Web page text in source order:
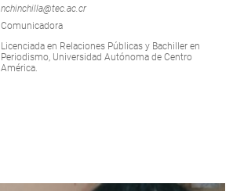
nchinchilla@tec.ac.cr
Comunicadora
Licenciada en Relaciones Públicas y Bachiller en
Periodismo, Universidad Autónoma de Centro
América.